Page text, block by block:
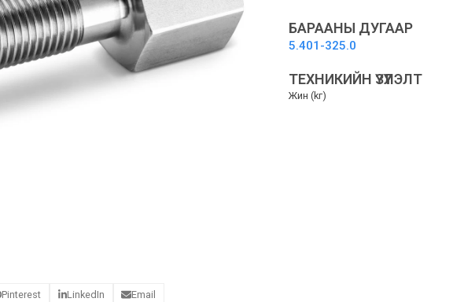
blasters
-
шаардлагатай
адаптер
БАРААНЫ ДУГААР
5.401-325.0
ТЕХНИКИЙН ҮЗҮҮЛЭЛТ
Жин (kг)
Pinterest LinkedIn Email